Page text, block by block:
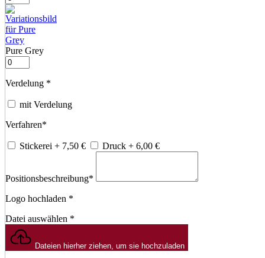
Pure Grey
Verdelung *
mit Verdelung
Verfahren*
Stickerei + 7,50 € Druck + 6,00 €
Positionsbeschreibung*
Logo hochladen *
Datei auswählen *
Dateien hierher ziehen, um sie hochzuladen